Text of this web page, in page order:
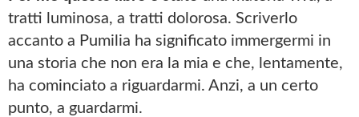
tratti luminosa, a tratti dolorosa. Scriverlo
accanto a Pumilia ha significato immergermi in
una storia che non era la mia e che, lentamente,
ha cominciato a riguardarmi. Anzi, a un certo
punto, a guardarmi.